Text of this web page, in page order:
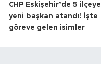
CHP Eskişehir’de 5 ilçeye
yeni başkan atandı! İşte
göreve gelen isimler